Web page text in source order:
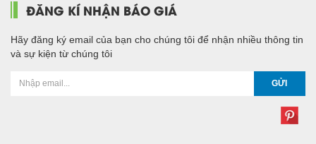
ĐĂNG KÍ NHẬN BÁO GIÁ
Hãy đăng ký email của bạn cho chúng tôi để nhận nhiều thông tin
và sự kiện từ chúng tôi
GỬI